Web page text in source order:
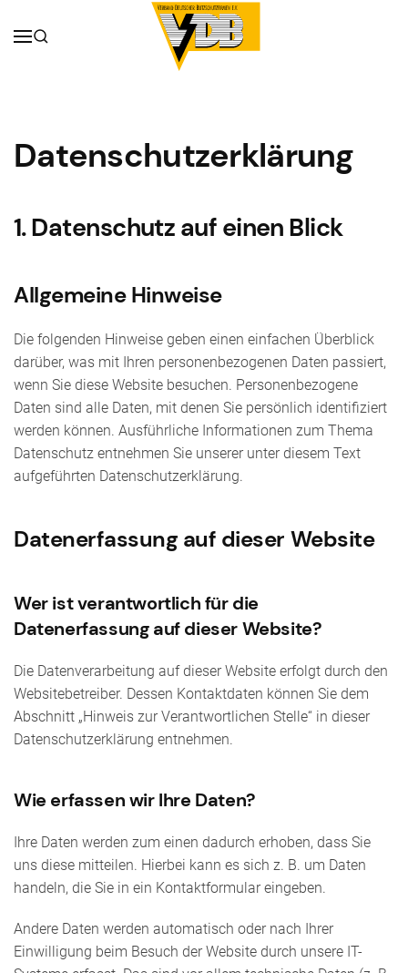
Datenschutz­erklärung
1. Datenschutz auf einen Blick
Allgemeine Hinweise
Die folgenden Hinweise geben einen einfachen Überblick
darüber, was mit Ihren personenbezogenen Daten passiert,
wenn Sie diese Website besuchen. Personenbezogene
Daten sind alle Daten, mit denen Sie persönlich identifiziert
werden können. Ausführliche Informationen zum Thema
Datenschutz entnehmen Sie unserer unter diesem Text
aufgeführten Datenschutzerklärung.
Datenerfassung auf dieser Website
Wer ist verantwortlich für die
Datenerfassung auf dieser Website?
Die Datenverarbeitung auf dieser Website erfolgt durch den
Websitebetreiber. Dessen Kontaktdaten können Sie dem
Abschnitt „Hinweis zur Verantwortlichen Stelle“ in dieser
Datenschutzerklärung entnehmen.
Wie erfassen wir Ihre Daten?
Ihre Daten werden zum einen dadurch erhoben, dass Sie
uns diese mitteilen. Hierbei kann es sich z. B. um Daten
handeln, die Sie in ein Kontaktformular eingeben.
Andere Daten werden automatisch oder nach Ihrer
Einwilligung beim Besuch der Website durch unsere IT-